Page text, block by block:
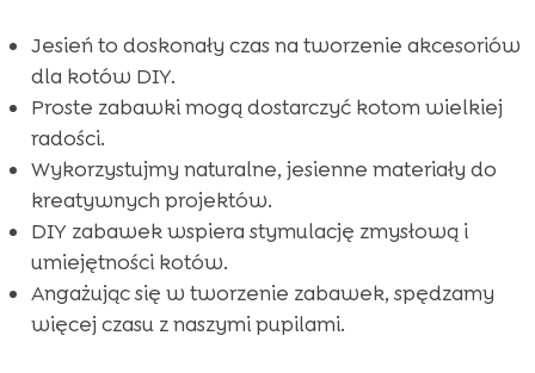
Jesień to doskonały czas na tworzenie akcesoriów
dla kotów DIY.
Proste zabawki mogą dostarczyć kotom wielkiej
radości.
Wykorzystujmy naturalne, jesienne materiały do
kreatywnych projektów.
DIY zabawek wspiera stymulację zmysłową i
umiejętności kotów.
Angażując się w tworzenie zabawek, spędzamy
więcej czasu z naszymi pupilami.